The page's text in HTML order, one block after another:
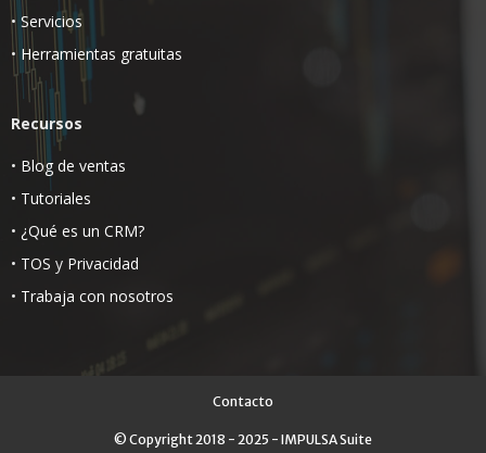
• Servicios
• Herramientas gratuitas
Recursos
• Blog de ventas
• Tutoriales
• ¿Qué es un CRM?
• TOS y Privacidad
• Trabaja con nosotros
Contacto
© Copyright 2018 - 2025 - IMPULSA Suite